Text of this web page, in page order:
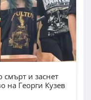
и заснет
на Георги Кузев